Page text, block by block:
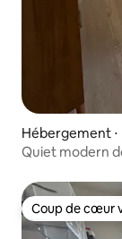
Hébergement ⋅
Quiet modern
Coup de cœur
Coup de cœur